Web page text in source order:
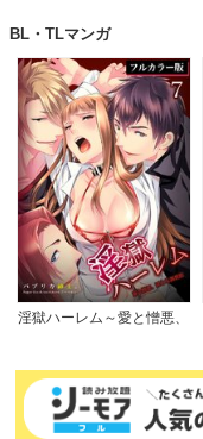
BL・TLマンガ
淫獄ハーレム～愛と憎悪、